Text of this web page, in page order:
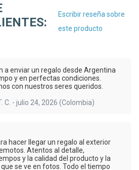
Escribir reseña sobre
este producto
a enviar un regalo desde Argentina
y en perfectas condiciones.
con nuestros seres queridos.
C. - julio 24, 2026 (Colombia)
hacer llegar un regalo al exterior
Atentos al detalle,
y la calidad del producto y la
se ve en fotos. Todo el tiempo